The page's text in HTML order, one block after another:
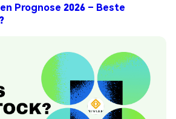
Prognose 2026 – Beste